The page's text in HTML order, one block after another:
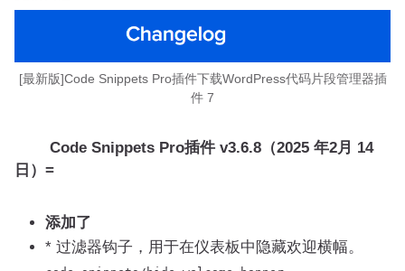
[最新版]Code Snippets Pro插件下载WordPress代码片段管理器插
件 7
Code Snippets Pro插件 v3.6.8（2025 年2月 14
日）=
添加了
* 过滤器钩子，用于在仪表板中隐藏欢迎横幅。